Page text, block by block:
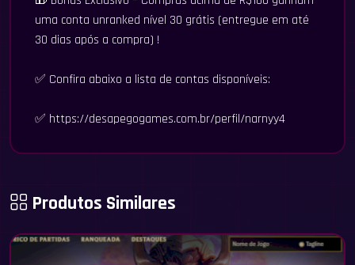
uma conta unranked nível 30 grátis (entregue em até
30 dias após a compra) !
✅ Confira abaixo a lista de contas disponíveis:
✅ https://desapegogames.com.br/perfil/narnyy4
Produtos Similares